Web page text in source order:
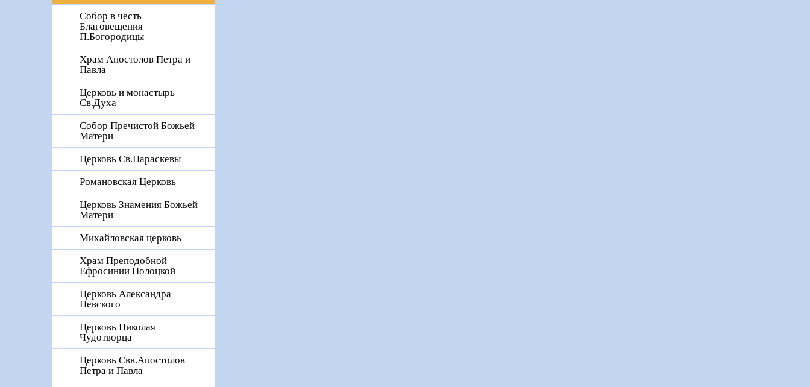
Собор в честь
Благовещения
П.Богородицы
Храм Апостолов Петра и
Павла
Церковь и монастырь
Св.Духа
Собор Пречистой Божьей
Матери
Церковь Св.Параскевы
Романовская Церковь
Церковь Знамения Божьей
Матери
Михайловская церковь
Храм Преподобной
Ефросинии Полоцкой
Церковь Александра
Невского
Церковь Николая
Чудотворца
Церковь Свв.Апостолов
Петра и Павла